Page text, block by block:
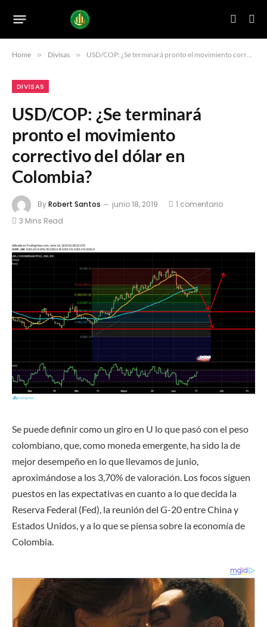
Home » Divisas » USD/COP: ¿Se terminará pronto el movimiento correctivo del dólar en Colombia?
DIVISAS
USD/COP: ¿Se terminará
pronto el movimiento
correctivo del dólar en
Colombia?
ByRobert Santos junio 18, 2019
1 comentario
3 Mins Read
Se puede definir como un giro en U lo que pasó con el peso
colombiano, que, como moneda emergente, ha sido la de
mejor desempeño en lo que llevamos de junio,
aproximándose a los 3,70% de valoración. Los focos siguen
puestos en las expectativas en cuanto a lo que decida la
Reserva Federal (Fed), la reunión del G-20 entre China y
Estados Unidos, y a lo que se piensa sobre la economía de
Colombia.